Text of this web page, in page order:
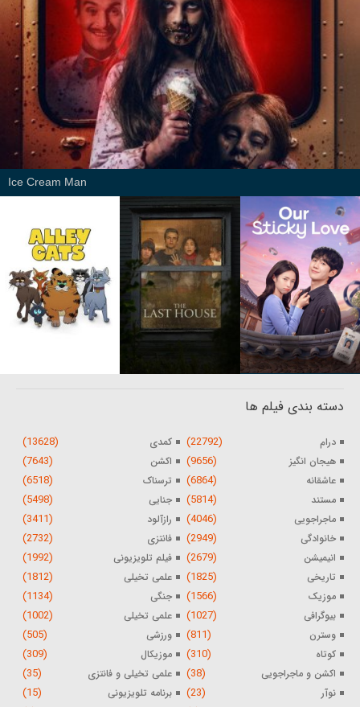
Ice Cream Man
دسته بندی فیلم ها
درام (22792) کمدی (13628)
هیجان انگیز (9656) اکشن (7643)
عاشقانه (6864) ترسناک (6518)
مستند (5814) جنایی (5498)
ماجراجویی (4046) رازآلود (3411)
خانوادگی (2949) فانتزی (2732)
انیمیشن (2679) فیلم تلویزیونی (1992)
تاریخی (1825) علمی تخیلی (1812)
موزیک (1566) جنگی (1134)
بیوگرافی (1027) علمی تخیلی (1002)
وسترن (811) ورزشی (505)
کوتاه (310) موزیکال (309)
اکشن و ماجراجویی (38) علمی تخیلی و فانتزی (35)
نوآر (23) برنامه تلویزیونی (15)